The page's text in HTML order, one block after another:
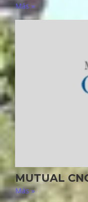
Más »
MUTUAL
Más »